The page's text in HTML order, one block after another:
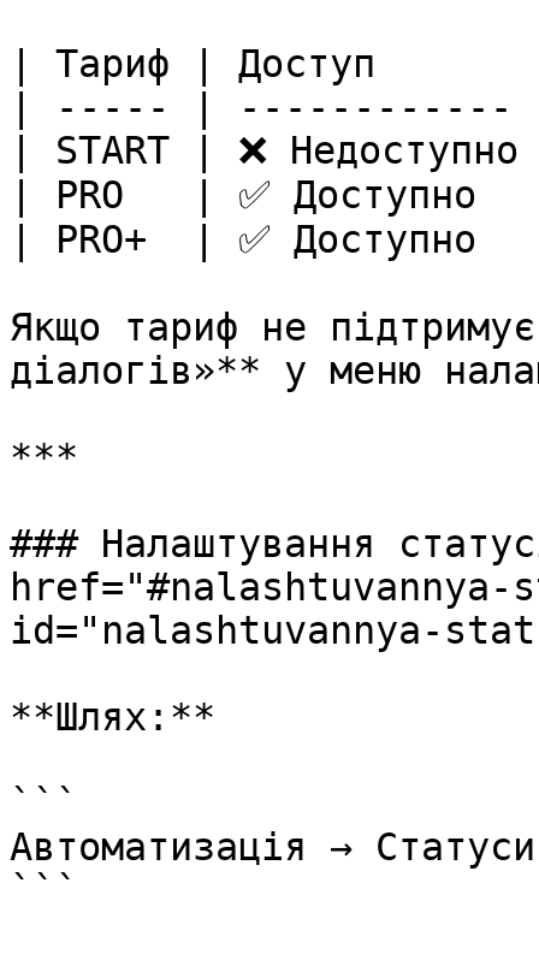
| Тариф | Доступ
| ----- | ------------
| START | ❌
| PRO   | ✅ Доступно
| PRO+  | ✅ Доступно
Якщо тариф не
діалогів»** у меню
***
### Налаштування
id="nalashtuvannya-
**Шлях:**
```
Автоматизація →
```